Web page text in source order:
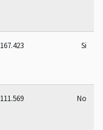
167.423 Si
111.569 No